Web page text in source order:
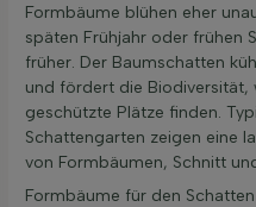
Formbäume blühen eher
späten Frühjahr oder frühen
früher. Der Baumschatten
und fördert die Biodiversität,
geschützte Plätze finden.
Schattengarten zeigen eine
von Formbäumen, Schnitt
Formbäume für den